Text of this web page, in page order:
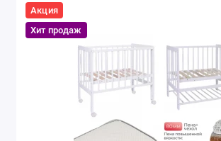
Акция
Хит продаж